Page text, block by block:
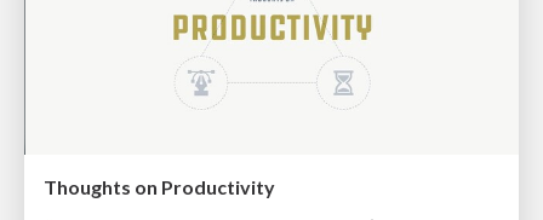
Thoughts on Productivity